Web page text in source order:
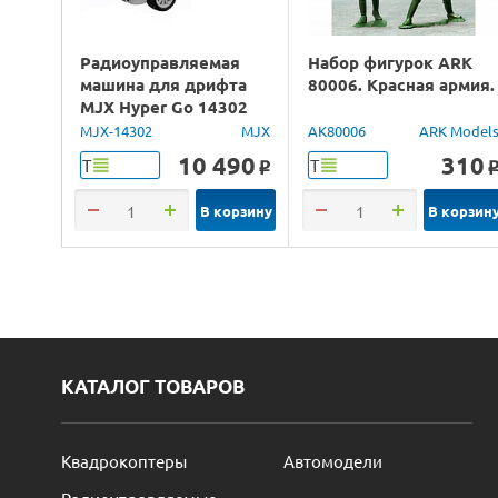
Радиоуправляемая
машина для дрифта
MJX Hyper Go 14302
Lancia Delta Brushless
4WD 2.4G LED 1/14
RTR
MJX-14302 MJX
Т 10 490 o
В корзину
Набор фигурок ARK
80006. Красная армия.
AK80006 ARK Models
Т 310 o
В
КАТАЛОГ ТОВАРОВ
Квадрокоптеры
Автомодели